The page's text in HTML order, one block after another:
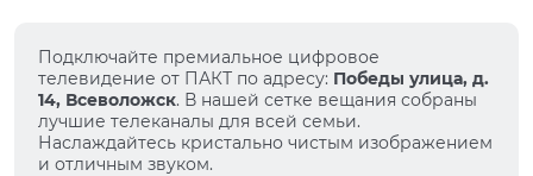
Подключайте премиальное цифровое
телевидение от ПАКТ по адресу: Победы улица, д.
14, Всеволожск. В нашей сетке вещания собраны
лучшие телеканалы для всей семьи.
Наслаждайтесь кристально чистым изображением
и отличным звуком.